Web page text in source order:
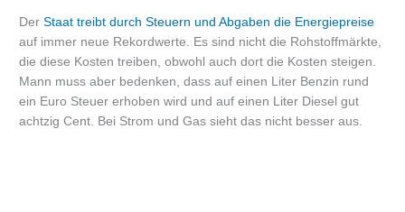
DerStaat treibt durch Steuern und Abgaben die Energiepreise
auf immer neue Rekordwerte. Es sind nicht die Rohstoffmärkte,
die diese Kosten treiben, obwohl auch dort die Kosten steigen.
Mann muss aber bedenken, dass auf einen Liter Benzin rund
ein Euro Steuer erhoben wird und auf einen Liter Diesel gut
achtzig Cent. Bei Strom und Gas sieht das nicht besser aus.